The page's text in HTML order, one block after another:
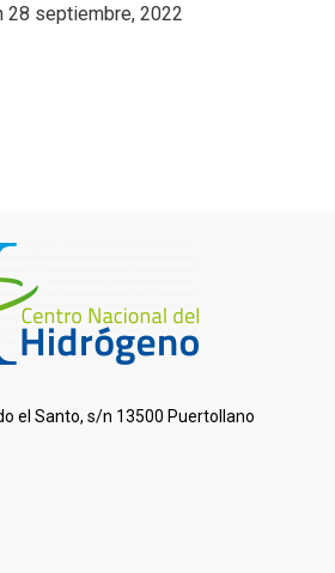
28 septiembre, 2022
el Santo, s/n 13500 Puertollano